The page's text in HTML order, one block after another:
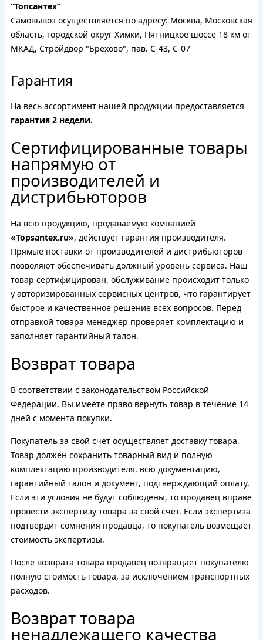
“Топсантех”
Самовывоз осуществляется по адресу: Москва, Московская
область, городской округ Химки, Пятницкое шоссе 18 км от
МКАД, Стройдвор "Брехово", пав. С-43, С-07
Гарантия
На весь ассортимент нашей продукции предоставляется
гарантия 2 недели.
Сертифицированные товары
напрямую от
производителей и
дистрибьюторов
На всю продукцию, продаваемую компанией
«Topsantex.ru», действует гарантия производителя.
Прямые поставки от производителей и дистрибьюторов
позволяют обеспечивать должный уровень сервиса. Наш
товар сертифицирован, обслуживание происходит только
у авторизированных сервисных центров, что гарантирует
быстрое и качественное решение всех вопросов. Перед
отправкой товара менеджер проверяет комплектацию и
заполняет гарантийный талон.
Возврат товара
В соответствии с законодательством Российской
Федерации, Вы имеете право вернуть товар в течение 14
дней с момента покупки.
Покупатель за свой счет осуществляет доставку товара.
Товар должен сохранить товарный вид и полную
комплектацию производителя, всю документацию,
гарантийный талон и документ, подтверждающий оплату.
Если эти условия не будут соблюдены, то продавец вправе
провести экспертизу товара за свой счет. Если экспертиза
подтвердит сомнения продавца, то покупатель возмещает
стоимость экспертизы.
После возврата товара продавец возвращает покупателю
полную стоимость товара, за исключением транспортных
расходов.
Возврат товара
ненадлежащего качества